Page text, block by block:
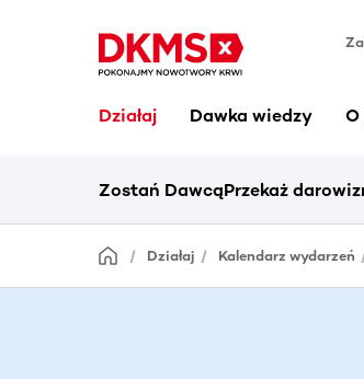
Działaj Dawka wiedzy O
Zostań DawcąPrzekaż
Działaj Kalendarz wydarzeń